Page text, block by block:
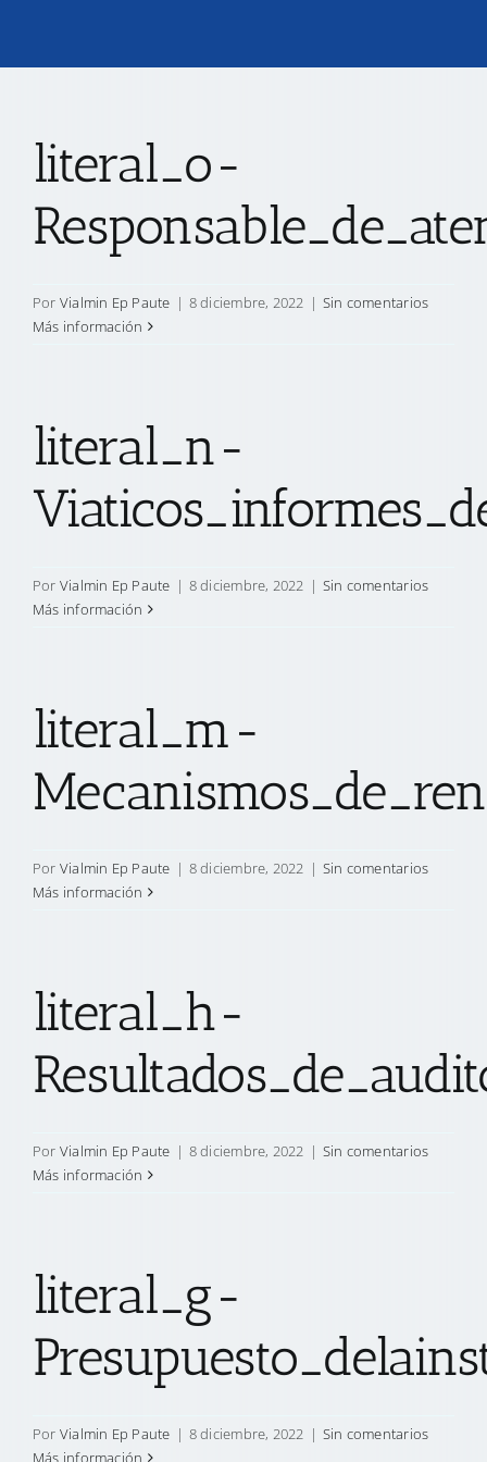
TRANSPARENCIA
NOTICIAS
literal_o-
Por Vialmin Ep Paute | 8 diciembre, 2022 | Sin comentarios
Más información
literal_n-
Por Vialmin Ep Paute | 8 diciembre, 2022 | Sin comentarios
Más información
literal_m-
Por Vialmin Ep Paute | 8 diciembre, 2022 | Sin comentarios
Más información
literal_h-
Por Vialmin Ep Paute | 8 diciembre, 2022 | Sin comentarios
Más información
literal_g-
Por Vialmin Ep Paute | 8 diciembre, 2022 | Sin comentarios